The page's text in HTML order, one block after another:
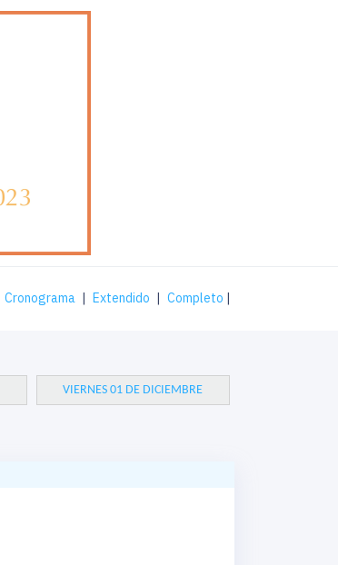
Cronograma Extendido Completo
VIERNES 01 DE DICIEMBRE